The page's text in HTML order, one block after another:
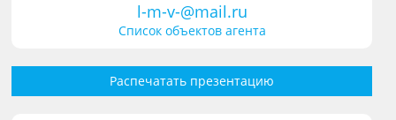
l-m-v-@mail.ru
Список объектов агента
Распечатать презентацию